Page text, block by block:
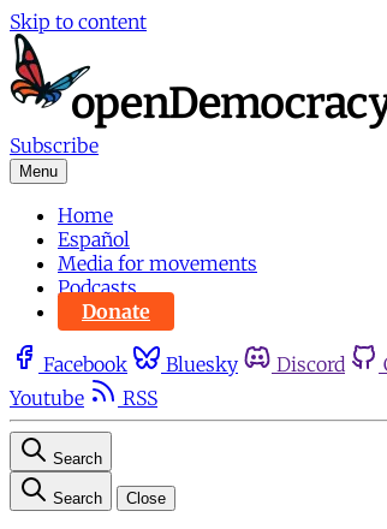
Skip to content
Subscribe
Menu
Home
Español
Media for movements
Podcasts
Donate
Facebook Bluesky Discord
Youtube
RSS
Search
Search Close